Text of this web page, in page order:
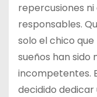
repercusiones
responsables.
solo el chico
sueños han sido
incompetentes.
decidido